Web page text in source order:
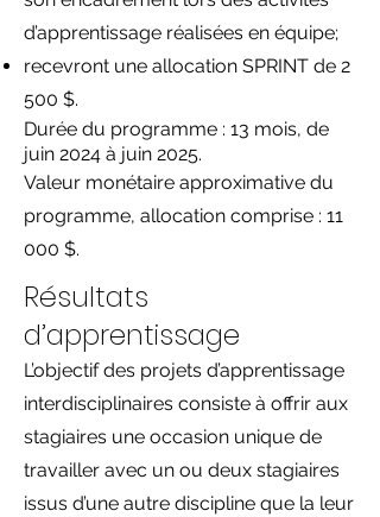
d’apprentissage réalisées en équipe;
recevront une allocation SPRINT de 2
500 $.
Durée du programme : 13 mois, de
juin 2024 à juin 2025.
Valeur monétaire approximative du
programme, allocation comprise : 11
000 $.
Résultats
d’apprentissage
L’objectif des projets d’apprentissage
interdisciplinaires consiste à offrir aux
stagiaires une occasion unique de
travailler avec un ou deux stagiaires
issus d’une autre discipline que la leur